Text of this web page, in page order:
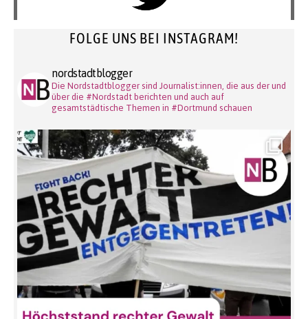
FOLGE UNS BEI INSTAGRAM!
nordstadtblogger
Die Nordstadtblogger sind Journalist:innen, die aus der und
über die #Nordstadt berichten und auch auf
gesamtstädtische Themen in #Dortmund schauen